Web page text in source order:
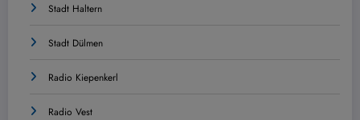
Stadt Haltern
Stadt Dülmen
Radio Kiepenkerl
Radio Vest